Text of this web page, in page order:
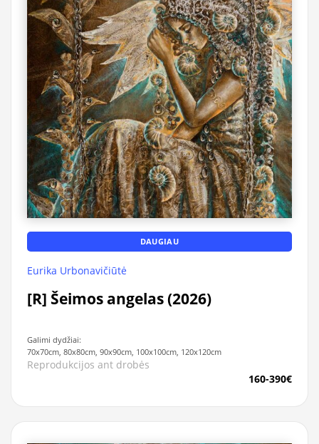
DAUGIAU
Eurika Urbonavičiūtė
[R] Šeimos angelas (2026)
Galimi dydžiai:
70x70cm, 80x80cm, 90x90cm, 100x100cm, 120x120cm
Reprodukcijos ant drobės
160-390€